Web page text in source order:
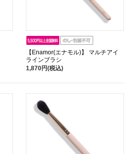
【Enamor(エナモル)】 マルチアイ
ラインブラシ
1,870円(税込)